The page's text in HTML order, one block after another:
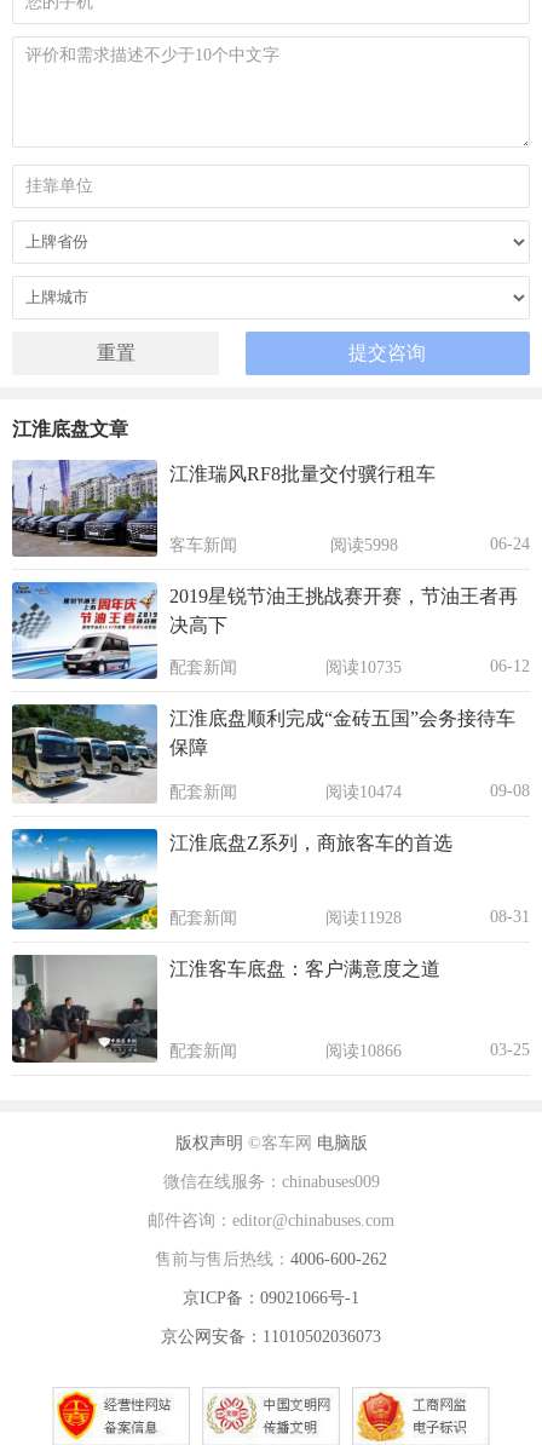
江淮底盘文章
江淮瑞风RF8批量交付骥行租车
客车新闻 阅读5998 06-24
2019星锐节油王挑战赛开赛，节油王者再
决高下
配套新闻 阅读10735 06-12
江淮底盘顺利完成“金砖五国”会务接待车
保障
配套新闻 阅读10474 09-08
江淮底盘Z系列，商旅客车的首选
配套新闻 阅读11928 08-31
江淮客车底盘：客户满意度之道
配套新闻 阅读10866 03-25
版权声明 ©客车网 电脑版
微信在线服务：chinabuses009
邮件咨询：editor@chinabuses.com
售前与售后热线： 4006-600-262
京ICP备：09021066号-1
京公网安备：11010502036073